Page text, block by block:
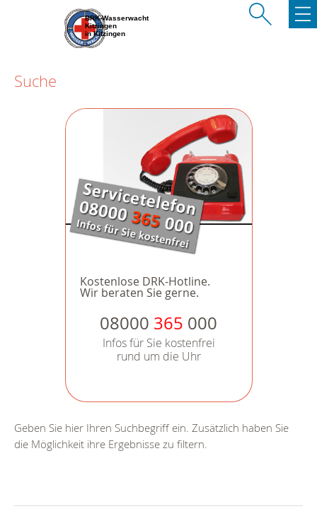
BRK-Wasserwacht
Kitzingen
in Kitzingen
Suche
Kostenlose DRK-Hotline.
Wir beraten Sie gerne.
08000 365 000
Infos für Sie kostenfrei
rund um die Uhr
Geben Sie hier Ihren Suchbegriff ein. Zusätzlich haben Sie
die Möglichkeit ihre Ergebnisse zu filtern.